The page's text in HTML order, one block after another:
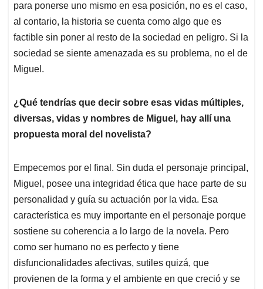
para ponerse uno mismo en esa posición, no es el caso,
al contario, la historia se cuenta como algo que es
factible sin poner al resto de la sociedad en peligro. Si la
sociedad se siente amenazada es su problema, no el de
Miguel.
¿Qué tendrías que decir sobre esas vidas múltiples,
diversas, vidas y nombres de Miguel, hay allí una
propuesta moral del novelista?
Empecemos por el final. Sin duda el personaje principal,
Miguel, posee una integridad ética que hace parte de su
personalidad y guía su actuación por la vida. Esa
característica es muy importante en el personaje porque
sostiene su coherencia a lo largo de la novela. Pero
como ser humano no es perfecto y tiene
disfuncionalidades afectivas, sutiles quizá, que
provienen de la forma y el ambiente en que creció y se